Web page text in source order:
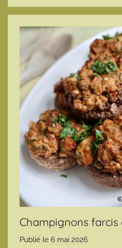
Champignons farcis
Publié le 6 mai 2026